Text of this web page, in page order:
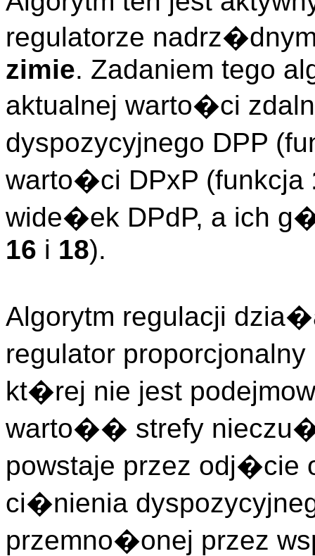
regulatorze
zimie. Zadaniem tego
aktualnej warto�ci
dyspozycyjnego DPP
warto�ci DPxP (funkcja
wide�ek DPdP, a ich
16 i 18).
Algorytm regulacji
regulator
kt�rej nie jest
warto�� strefy
powstaje przez odj�cie
ci�nienia
przemno�onej przez